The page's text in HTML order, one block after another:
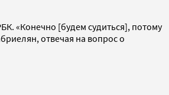
«Конечно [будем судиться], потому
отвечая на вопрос о